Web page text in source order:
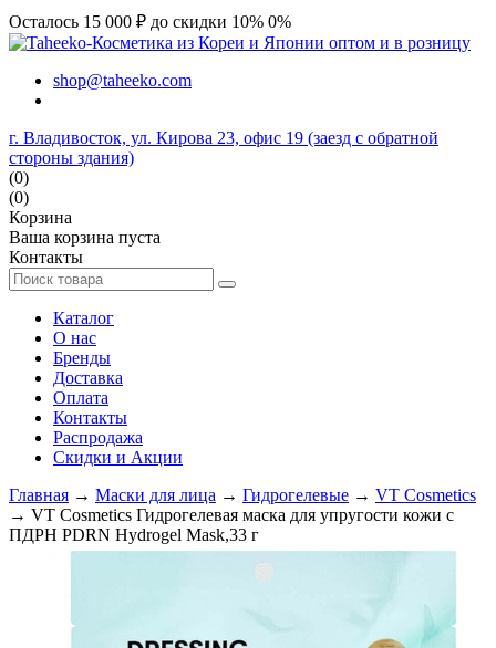
Осталось 15 000 ₽ до скидки 10% 0%
shop@taheeko.com
г. Владивосток, ул. Кирова 23, офис 19 (заезд с обратной
стороны здания)
(0)
(0)
Корзина
Ваша корзина пуста
Контакты
Каталог
О нас
Бренды
Доставка
Оплата
Контакты
Распродажа
Скидки и Акции
Главная → Маски для лица → Гидрогелевые → VT Cosmetics
→ VT Cosmetics Гидрогелевая маска для упругости кожи с
ПДРН PDRN Hydrogel Mask,33 г